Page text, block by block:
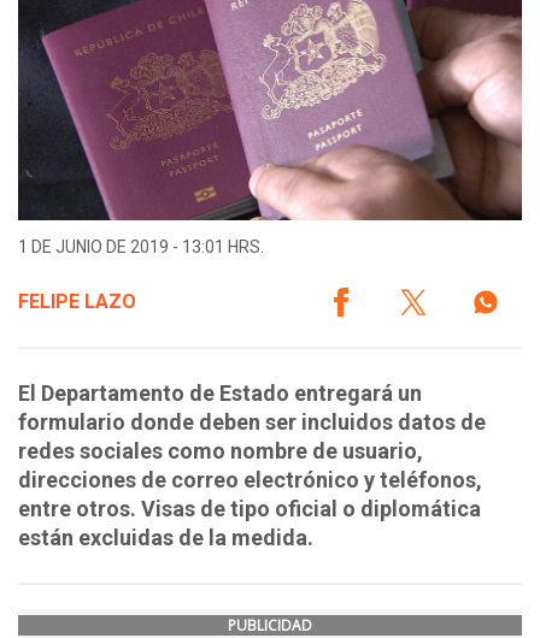
1 DE JUNIO DE 2019 - 13:01 HRS.
FELIPE LAZO
El Departamento de Estado entregará un
formulario donde deben ser incluidos datos de
redes sociales como nombre de usuario,
direcciones de correo electrónico y teléfonos,
entre otros. Visas de tipo oficial o diplomática
están excluidas de la medida.
PUBLICIDAD